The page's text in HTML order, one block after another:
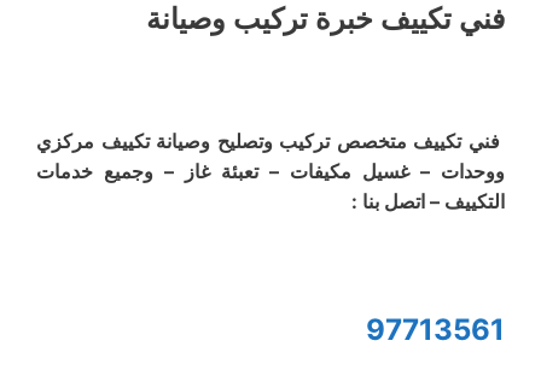
فني تكييف خبرة تركيب وصيانة
فني تكييف متخصص تركيب وتصليح وصيانة تكييف مركزي
ووحدات – غسيل مكيفات – تعبئة غاز – وجميع خدمات
التكييف – اتصل بنا :
97713561